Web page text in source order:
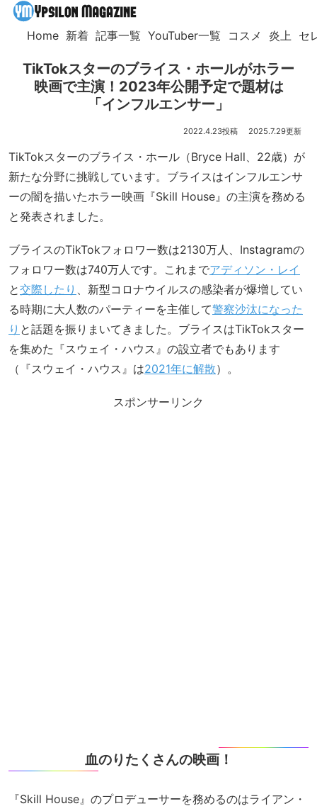
Home 新着 記事一覧 YouTuber一覧 コスメ 炎上 セ
TikTokスターのブライス・ホールがホラー
映画で主演！2023年公開予定で題材は
「インフルエンサー」
2022.4.23 2025.7.29
TikTokスターのブライス・ホール（Bryce Hall、22歳）が
新たな分野に挑戦しています。ブライスはインフルエンサ
ーの闇を描いたホラー映画『Skill House』の主演を務める
と発表されました。
ブライスのTikTokフォロワー数は2130万人、Instagramの
フォロワー数は740万人です。これまでアディソン・レイ
と交際したり 、新型コロナウイルスの感染者が爆増してい
る時期に大人数のパーティーを主催して警察沙汰になった
り と話題を振りまいてきました。ブライスはTikTokスター
を集めた『スウェイ・ハウス』の設立者でもあります
（『スウェイ・ハウス』は2021年に解散）。
スポンサーリンク
血のりたくさんの映画！
『Skill House』のプロデューサーを務めるのはライアン・